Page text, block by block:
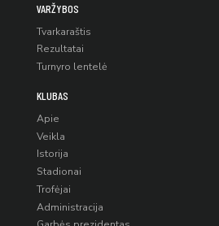
VARŽYBOS
Tvarkaraštis
Rezultatai
Turnyro lentelė
KLUBAS
Apie
Veikla
Istorija
Stadionai
Trofėjai
Administracija